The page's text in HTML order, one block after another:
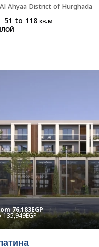
Al Ahyaa District of Hurghada
51 to 118кв.м
76,183EGP
135,949EGP